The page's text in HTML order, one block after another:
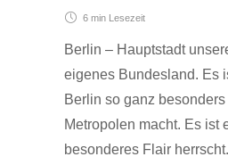
6 min Lesezeit
Berlin – Hauptstadt
eigenes Bundesland. Es
Berlin so ganz
Metropolen macht. Es ist
besonderes Flair